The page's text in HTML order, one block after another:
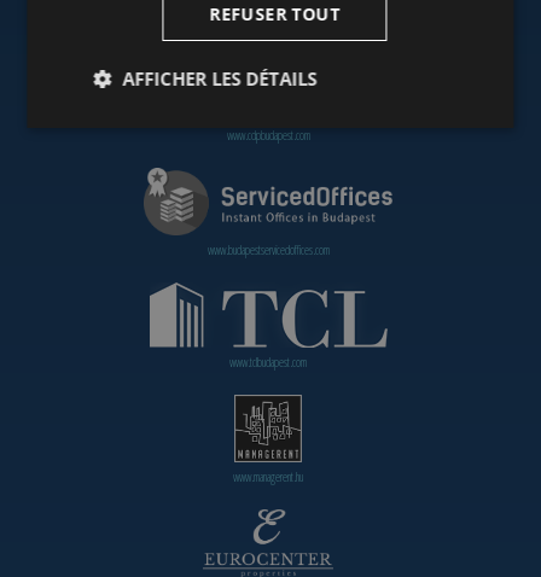
www.cdpbudapest.com
www.budapestservicedoffices.com
www.tclbudapest.com
www.managerent.hu
REFUSER TOUT
AFFICHER LES DÉTAILS